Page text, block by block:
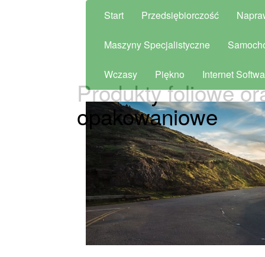
Start Przedsiębiorczość
Maszyny Specjalistyczne
Wczasy Piękno Internet
Produkty foliowe
opakowaniowe